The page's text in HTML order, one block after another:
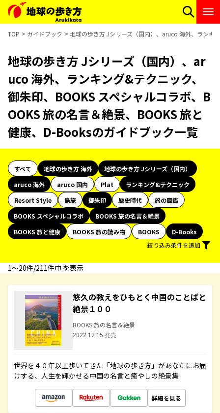
TOP ガイドブック 地球の歩き方 Jシリーズ（国内）、aruco 海外、ランキ
地球の歩き方 Jシリーズ（国内）、ar
uco 海外、ランキング&テクニック、
御朱印、BOOKS スペシャルコラボ、B
OOKS 旅の名言＆絶景、BOOKS 旅と
健康、D-Booksのガイドブック一覧
すべて 地球の歩き方 海外
地球の歩き方 Jシリーズ（国内）
aruco 海外
aruco 国内 Plat
ランキング&テクニック
Resort Style
島旅 御朱印 歴史時代
旅の図鑑
BOOKS スペシャルコラボ
BOOKS 旅の名言＆絶景
BOOKS 旅と健康
BOOKS 旅の読み物 BOOKS
D-Books
絞り込み条件を追加
1〜20件/211件中 を表示
悠久の教えをひもとく中国のことばと
絶景１００
BOOKS 旅の名言＆絶景
2022.12.15 発売
世界を４０年以上歩いてきた「地球の歩き方」があなたにお届
けする、人生を輝かせる中国の名言と癒やしの絶景集
詳細を見る